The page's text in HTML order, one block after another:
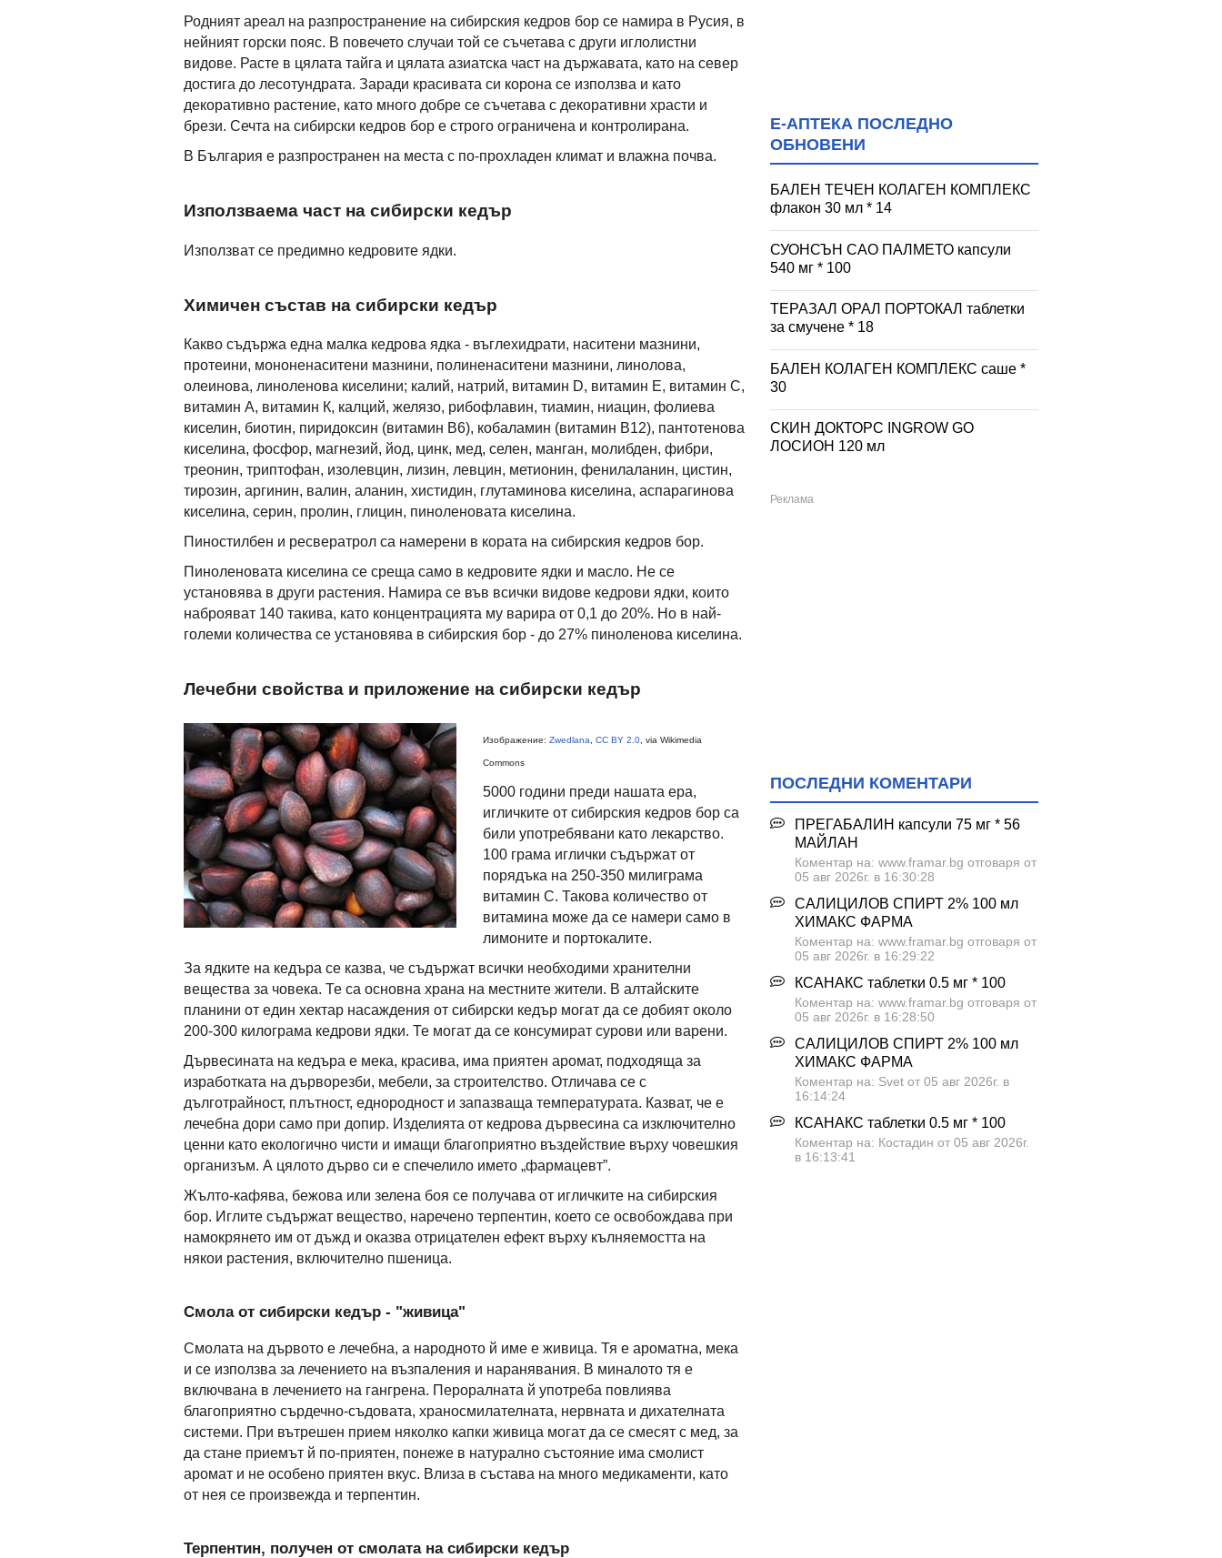
Родният ареал на разпространение на сибирския кедров бор се намира в Русия, в
нейният горски пояс. В повечето случаи той се съчетава с други иглолистни
видове. Расте в цялата тайга и цялата азиатска част на държавата, като на север
достига до лесотундрата. Заради красивата си корона се използва и като
декоративно растение, като много добре се съчетава с декоративни храсти и
брези. Сечта на сибирски кедров бор е строго ограничена и контролирана.
В България е разпространен на места с по-прохладен климат и влажна почва.
Използваема част на сибирски кедър
Използват се предимно кедровите ядки.
Химичен състав на сибирски кедър
Какво съдържа една малка кедрова ядка - въглехидрати, наситени мазнини,
протеини, мононенаситени мазнини, полиненаситени мазнини, линолова,
олеинова, линоленова киселини; калий, натрий, витамин D, витамин Е, витамин C,
витамин А, витамин К, калций, желязо, рибофлавин, тиамин, ниацин, фолиева
киселин, биотин, пиридоксин (витамин В6), кобаламин (витамин В12), пантотенова
киселина, фосфор, магнезий, йод, цинк, мед, селен, манган, молибден, фибри,
треонин, триптофан, изолевцин, лизин, левцин, метионин, фенилаланин, цистин,
тирозин, аргинин, валин, аланин, хистидин, глутаминова киселина, аспарагинова
киселина, серин, пролин, глицин, пиноленовата киселина.
Пиностилбен и ресвератрол са намерени в кората на сибирския кедров бор.
Пиноленовата киселина се среща само в кедровите ядки и масло. Не се
установява в други растения. Намира се във всички видове кедрови ядки, които
наброяват 140 такива, като концентрацията му варира от 0,1 до 20%. Но в най-
големи количества се установява в сибирския бор - до 27% пиноленова киселина.
Лечебни свойства и приложение на сибирски кедър
Изображение: Zwedlana CC BY 2.0, via Wikimedia
Commons
5000 години преди нашата ера,
игличките от сибирския кедров бор са
били употребявани като лекарство.
100 грама иглички съдържат от
порядъка на 250-350 милиграма
витамин C. Такова количество от
витамина може да се намери само в
лимоните и портокалите.
За ядките на кедъра се казва, че съдържат всички необходими хранителни
вещества за човека. Те са основна храна на местните жители. В алтайските
планини от един хектар насаждения от сибирски кедър могат да се добият около
200-300 килограма кедрови ядки. Те могат да се консумират сурови или варени.
Дървесината на кедъра е мека, красива, има приятен аромат, подходяща за
изработката на дърворезби, мебели, за строителство. Отличава се с
дълготрайност, плътност, еднородност и запазваща температурата. Казват, че е
лечебна дори само при допир. Изделията от кедрова дървесина са изключително
ценни като екологично чисти и имащи благоприятно въздействие върху човешкия
организъм. А цялото дърво си е спечелило името „фармацевт”.
Жълто-кафява, бежова или зелена боя се получава от игличките на сибирския
бор. Иглите съдържат вещество, наречено терпентин, което се освобождава при
намокрянето им от дъжд и оказва отрицателен ефект върху кълняемостта на
някои растения, включително пшеница.
Смола от сибирски кедър - "живица"
Смолата на дървото е лечебна, а народното й име е живица. Тя е ароматна, мека
и се използва за лечението на възпаления и наранявания. В миналото тя е
включвана в лечението на гангрена. Пероралната й употреба повлиява
благоприятно сърдечно-съдовата, храносмилателната, нервната и дихателната
системи. При вътрешен прием няколко капки живица могат да се смесят с мед, за
да стане приемът й по-приятен, понеже в натурално състояние има смолист
аромат и не особено приятен вкус. Влиза в състава на много медикаменти, като
от нея се произвежда и терпентин.
Терпентин, получен от смолата на сибирски кедър
Е-АПТЕКА ПОСЛЕДНО
ОБНОВЕНИ
БАЛЕН ТЕЧЕН КОЛАГЕН КОМПЛЕКС
флакон 30 мл * 14
СУОНСЪН САО ПАЛМЕТО капсули
540 мг * 100
ТЕРАЗАЛ ОРАЛ ПОРТОКАЛ таблетки
за смучене * 18
БАЛЕН КОЛАГЕН КОМПЛЕКС саше *
30
СКИН ДОКТОРС INGROW GO
ЛОСИОН 120 мл
ПОСЛЕДНИ КОМЕНТАРИ
ПРЕГАБАЛИН капсули 75 мг * 56
МАЙЛАН
Коментар на: www.framar.bg отговаря от
05 авг 2026г. в 16:30:28
САЛИЦИЛОВ СПИРТ 2% 100 мл
ХИМАКС ФАРМА
Коментар на: www.framar.bg отговаря от
05 авг 2026г. в 16:29:22
КСАНАКС таблетки 0.5 мг * 100
Коментар на: www.framar.bg отговаря от
05 авг 2026г. в 16:28:50
САЛИЦИЛОВ СПИРТ 2% 100 мл
ХИМАКС ФАРМА
Коментар на: Svet от 05 авг 2026г. в
16:14:24
КСАНАКС таблетки 0.5 мг * 100
Коментар на: Костадин от 05 авг 2026г.
в 16:13:41